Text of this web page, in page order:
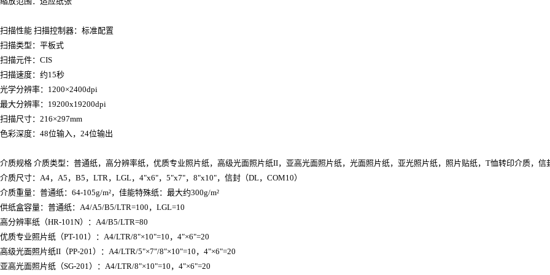
扫描性能 扫描控制器：标准配置
扫描类型：平板式
扫描元件：CIS
扫描速度：约15秒
光学分辨率：1200×2400dpi
最大分辨率：19200x19200dpi
扫描尺寸：216×297mm
色彩深度：48位输入，24位输出
介质规格 介质类型：普通纸，高分辨率纸，优质专业照片纸，高级光面照片纸II，亚高光面照片纸，光面照片纸，亚光照片纸，照片贴纸，T恤转印介质，信
介质尺寸：A4，A5，B5，LTR，LGL，4"x6"，5"x7"，8"x10"，信封（DL，COM10）
介质重量：普通纸：64-105g/m²，佳能特殊纸：最大约300g/m²
供纸盒容量：普通纸：A4/A5/B5/LTR=100，LGL=10
高分辨率纸（HR-101N）：A4/B5/LTR=80
优质专业照片纸（PT-101）：A4/LTR/8"×10"=10，4"×6"=20
高级光面照片纸II（PP-201）：A4/LTR/5"×7"/8"×10"=10，4"×6"=20
亚高光面照片纸（SG-201）：A4/LTR/8"×10"=10，4"×6"=20